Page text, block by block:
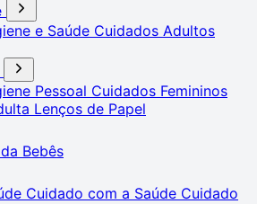
e Saúde Cuidados Adultos
Pessoal Cuidados Femininos
Lenços de Papel
Bebês
Cuidado com a Saúde Cuidado